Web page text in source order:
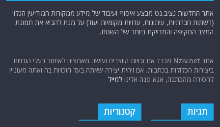
אתר החדשות נציב.נט מבצע איסוף ועיבוד של מידע ממקורות המודיעין הגלוי
(רשתות חברתיות, עיתונות, עדויות מקומיות ועוד) על מנת להביא את תמונת
המצב המקיפה והמדויקת ביותר של השטח.
אתר Nziv.net מכבד את זכויות היוצרים ועושה מאמצים לאיתור בעלי הזכויות
ביצירות הכלולות בכתבות. אם זיהית יצירה שאתה בעל הזכויות בה ואתה מעוניין
להסירה מהכתבה, אנא פנה אלינולמייל
תגיות קטגוריות